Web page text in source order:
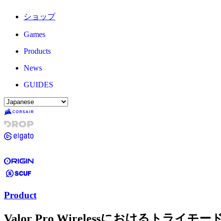
ショップ
Games
Products
News
GUIDES
Product
Valor Pro Wirelessにおけるトライモー